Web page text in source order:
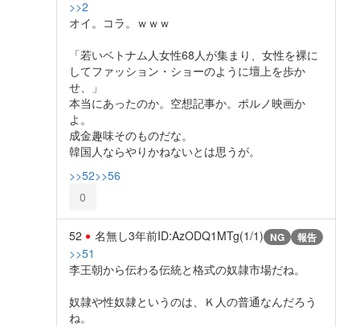
>>2
オイ。コラ。ｗｗｗ
「若いベトナム人女性68人が集まり、女性を裸に
してファッション・ショーのように壇上を歩か
せ、」
本当にあったのか。空想記事か。ポルノ映画か
よ。
成金趣味そのものだな。
韓国人ならやりかねないとは思うが。
>>52>>56
0
52 名無し3年前ID:AzODQ1MTg(1/1) NG 報告
>>51
李王朝から伝わる伝統と格式の奴隷市場だね。
奴隷や性奴隷というのは、Ｋ人の普通なんだろう
ね。